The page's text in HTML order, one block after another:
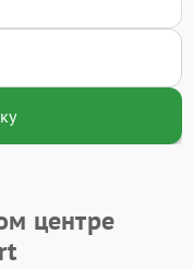
центре